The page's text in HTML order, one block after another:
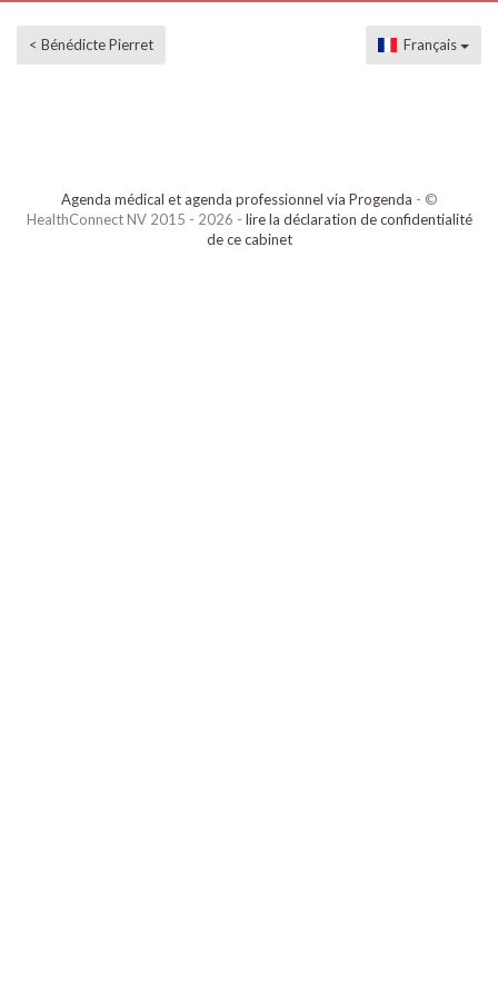
< Bénédicte Pierret Français
Agenda médical et agenda professionnel via Progenda - ©
HealthConnect NV 2015 - 2026 - lire la déclaration de confidentialité
de ce cabinet